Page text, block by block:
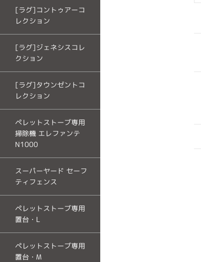
[ラグ]コントゥアーコ
レクション
[ラグ]ジェネシスコレ
クション
[ラグ]タウンゼントコ
レクション
ペレットストーブ専用
掃除機 エレファンテ
N1000
スーパーヤード セーフ
ティフェンス
ペレットストーブ専用
置台・L
ペレットストーブ専用
置台・M